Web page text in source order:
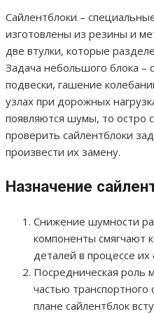
Сайлентблоки –
изготовлены из резины и
две втулки, которые
Задача небольшого блока –
подвески, гашение
узлах при дорожных
появляются шумы, то остро
проверить сайлентблоки
произвести их замену.
Назначение
Снижение шумности
компоненты смягчают
деталей в процессе
Посредническая роль
частью транспортного
плане сайлентблок